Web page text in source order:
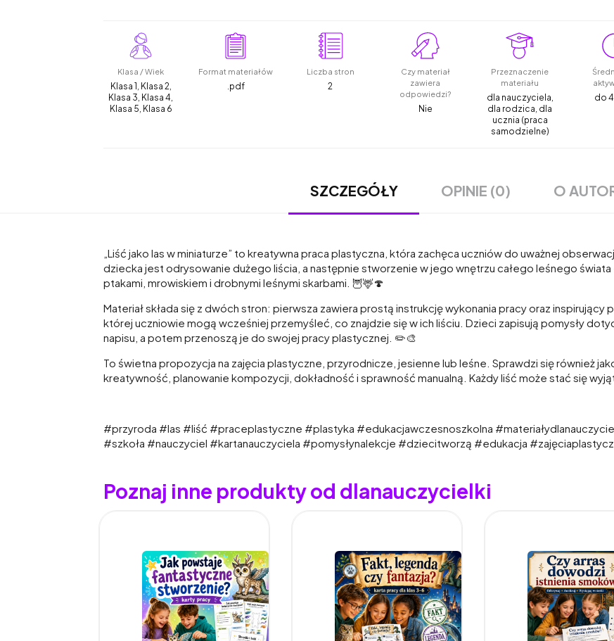
Klasa / Wiek
Klasa 1, Klasa 2,
Klasa 3, Klasa 4,
Klasa 5, Klasa 6
Format materiałów
.pdf
Liczba stron
2
Czy materiał
zawiera
odpowiedzi?
Nie
Przeznaczenie
materiału
dla nauczyciela,
dla rodzica, dla
ucznia (praca
samodzielne)
do
SZCZEGÓŁY OPINIE (0) O
„Liść jako las w miniaturze” to kreatywna praca plastyczna, która zachęca uczniów do uważnej
dziecka jest odrysowanie dużego liścia, a następnie stworzenie w jego wnętrzu całego leśnego
ptakami, mrowiskiem i drobnymi leśnymi skarbami. 🦉🦌🍄
Materiał składa się z dwóch stron: pierwsza zawiera prostą instrukcję wykonania pracy oraz inspirujący
której uczniowie mogą wcześniej przemyśleć, co znajdzie się w ich liściu. Dzieci zapisują pomysły
napisu, a potem przenoszą je do swojej pracy plastycznej. ✏️🎨
To świetna propozycja na zajęcia plastyczne, przyrodnicze, jesienne lub leśne. Sprawdzi się również
kreatywność, planowanie kompozycji, dokładność i sprawność manualną. Każdy liść może stać się
#przyroda #las #liść #praceplastyczne #plastyka #edukacjawczesnoszkolna
#szkoła #nauczyciel #kartanauczyciela #pomysłynalekcje #dziecitworzą #edukacja
Poznaj inne produkty od dlanauczycielki